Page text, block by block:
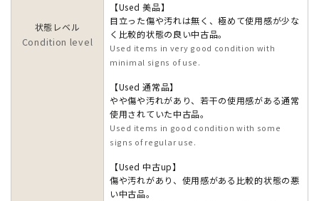
状態レベル
Condition level
【Used 美品】
目立った傷や汚れは無く、極めて使用感が少な
く比較的状態の良い中古品。
Used items in very good condition with
minimal signs of use.
【Used 通常品】
やや傷や汚れがあり、若干の使用感がある通常
使用されていた中古品。
Used items in good condition with some
signs of regular use.
【Used 中古up】
傷や汚れがあり、使用感がある比較的状態の悪
い中古品。